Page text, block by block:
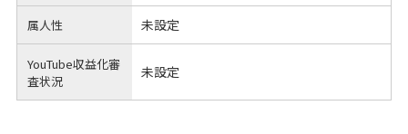
属人性 未設定
YouTube収益化審
査状況
未設定